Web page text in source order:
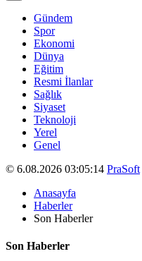
Gündem
Spor
Ekonomi
Dünya
Eğitim
Resmi İlanlar
Sağlık
Siyaset
Teknoloji
Yerel
Genel
© 6.08.2026 03:05:14 PraSoft
Anasayfa
Haberler
Son Haberler
Son Haberler